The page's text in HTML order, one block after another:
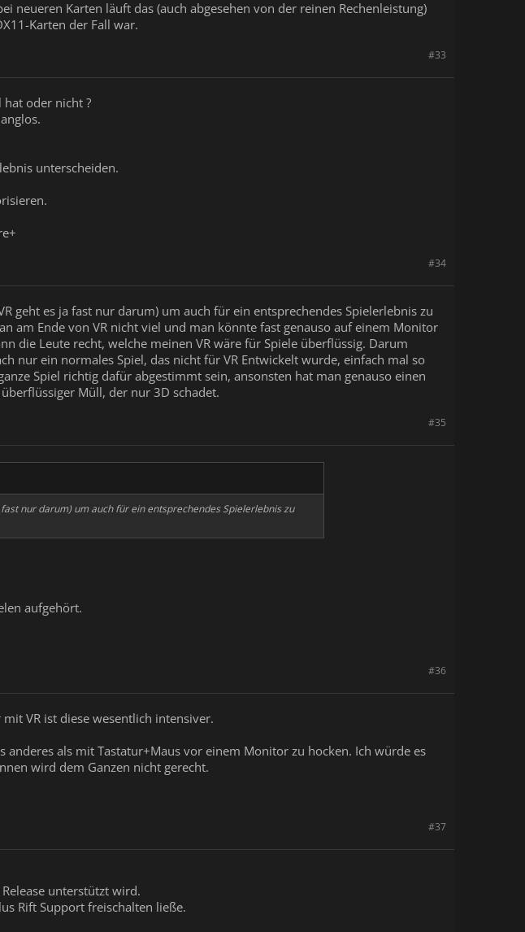
neueren Karten läuft das (auch abgesehen von der reinen Rechenleistung)
Karten der Fall war.
#33
hat oder nicht ?
unterscheiden.
#34
geht es ja fast nur darum) um auch für ein entsprechendes Spielerlebnis zu
am Ende von VR nicht viel und man könnte fast genauso auf einem Monitor
die Leute recht, welche meinen VR wäre für Spiele überflüssig. Darum
nur ein normales Spiel, das nicht für VR Entwickelt wurde, einfach mal so
Spiel richtig dafür abgestimmt sein, ansonsten hat man genauso einen
Müll, der nur 3D schadet.
#35
nur darum) um auch für ein entsprechendes Spielerlebnis zu
aufgehört.
#36
VR ist diese wesentlich intensiver.
anderes als mit Tastatur+Maus vor einem Monitor zu hocken. Ich würde es
wird dem Ganzen nicht gerecht.
#37
unterstützt wird.
Rift Support freischalten ließe.